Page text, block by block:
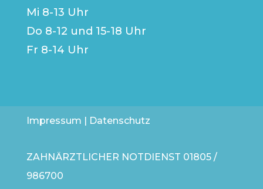
Mi 8-13 Uhr
Do 8-12 und 15-18 Uhr
Fr 8-14 Uhr
Impressum | Datenschutz
ZAHNÄRZTLICHER NOTDIENST 01805 /
986700